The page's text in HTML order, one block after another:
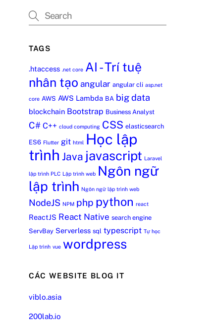
TAGS
.htaccess .net core AI - Trí tuệ
nhân tạo angular angular cli asp.net
core AWS AWS Lambda BA big data
blockchain Bootstrap Business Analyst
C# C++ cloud computing CSS elasticsearch
ES6 Flutter git html Học lập
trình Java javascript Laravel
lập trình PLC Lập trình web Ngôn ngữ
lập trình Ngôn ngữ lập trình web
NodeJS NPM php python react
ReactJS React Native search engine
ServBay Serverless sql typescript Tự học
Lập trình vue wordpress
CÁC WEBSITE BLOG IT
viblo.asia
200lab.io